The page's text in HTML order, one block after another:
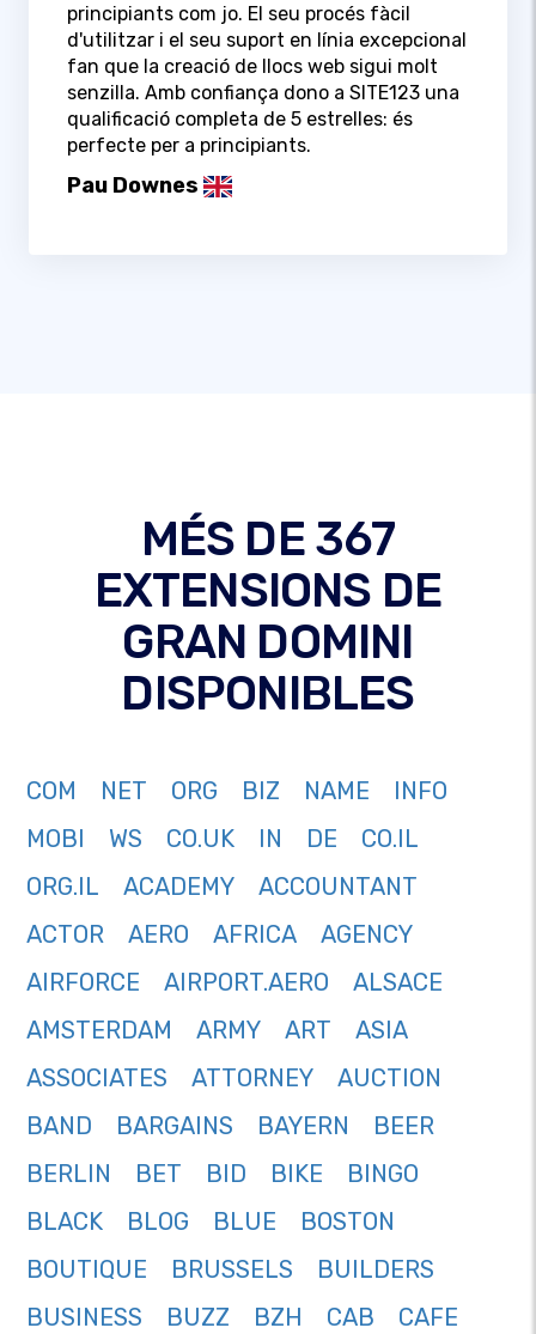
principiants com jo. El seu procés fàcil
d'utilitzar i el seu suport en línia excepcional
fan que la creació de llocs web sigui molt
senzilla. Amb confiança dono a SITE123 una
qualificació completa de 5 estrelles: és
perfecte per a principiants.
Pau Downes
MÉS DE 367
EXTENSIONS DE
GRAN DOMINI
DISPONIBLES
COM NET ORG BIZ NAME
INFO
MOBI
WS CO.UK IN DE
CO.IL
ORG.IL
ACADEMY
ACCOUNTANT
ACTOR
AERO AFRICA
AGENCY
AIRFORCE
AIRPORT.AERO
ALSACE
AMSTERDAM
ARMY ART
ASIA
ASSOCIATES
ATTORNEY
AUCTION
BAND
BARGAINS BAYERN
BEER
BERLIN
BET BID BIKE
BINGO
BLACK
BLOG BLUE
BOSTON
BOUTIQUE
BRUSSELS
BUILDERS
BUSINESS
BUZZ BZH CAB
CAFE